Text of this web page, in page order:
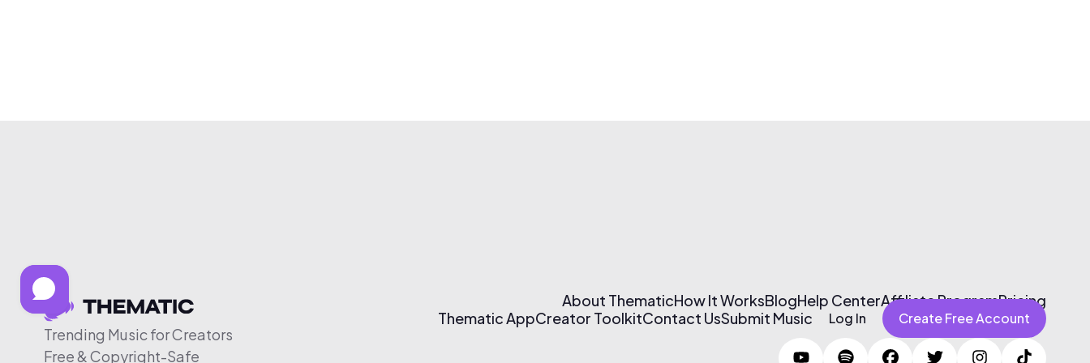
Trending Music for Creators
Free & Copyright-Safe
About ThematicHow It WorksBlogHelp CenterAffiliate ProgramPricing
Thematic AppCreator ToolkitContact UsSubmit Music Log In Create Free Account